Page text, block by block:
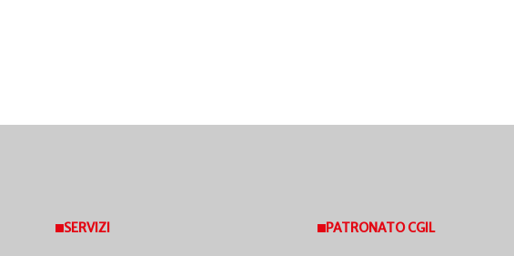
SERVIZI PATRONATO CGIL